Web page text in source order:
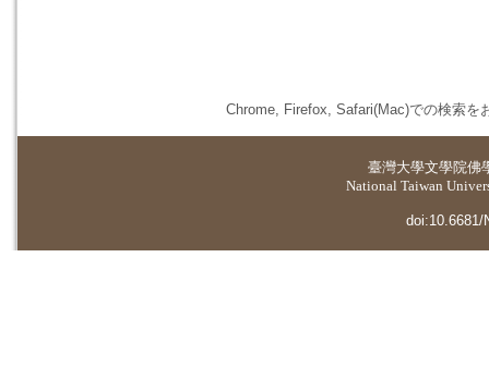
Chrome, Firefox, Safari(Mac)での検索を
臺灣大學文學院佛
National Taiwan
doi:10.6681/